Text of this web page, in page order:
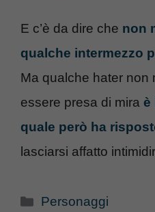
E c’è da dire che non
qualche intermezzo
Ma qualche hater non
essere presa di mira è
quale però ha
lasciarsi affatto
Categorie
Personaggi